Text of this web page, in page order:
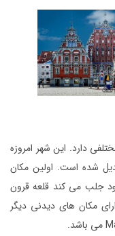
دارد. این شهر امروزه
شده است. اولین مکان
جلب می کند قلعه قرون
مکان های دیدنی دیگر